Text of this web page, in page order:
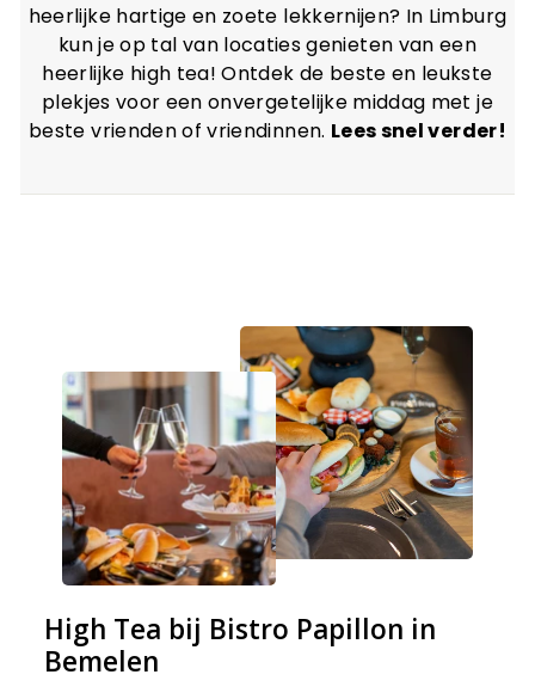
heerlijke hartige en zoete lekkernijen? In Limburg
kun je op tal van locaties genieten van een
heerlijke high tea! Ontdek de beste en leukste
plekjes voor een onvergetelijke middag met je
beste vrienden of vriendinnen. Lees snel verder!
High Tea bij Bistro Papillon in
Bemelen